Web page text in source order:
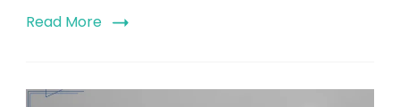
Read More